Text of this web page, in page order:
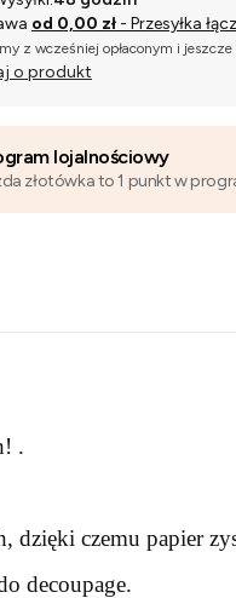
od 0,00 zł - Przesyłka
z wcześniej opłaconym i
o produkt
lojalnościowy
złotówka to 1 punkt w
.
dzięki czemu papier
decoupage.